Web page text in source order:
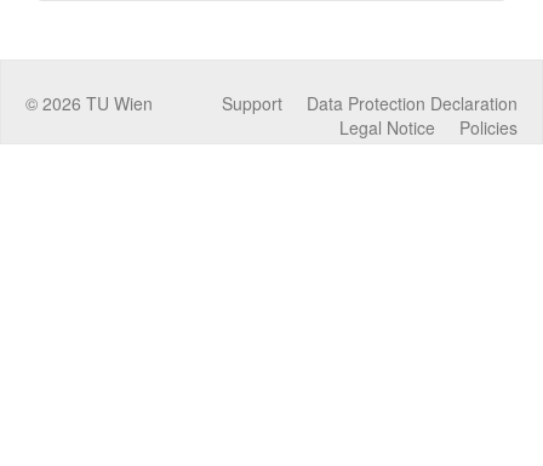
© 2026 TU Wien Data Protection Declaration
Support
Policies
Legal Notice